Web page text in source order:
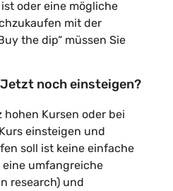
oder eine mögliche
mit der
the dip“ müssen Sie
noch einsteigen?
Kursen oder bei
einsteigen und
soll ist keine einfache
eine umfangreiche
research) und